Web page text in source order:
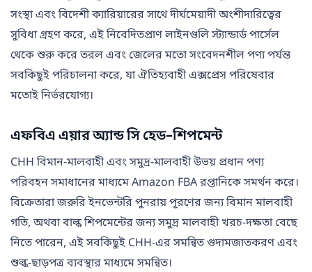
সংস্থা এবং বিদেশী ক্যারিয়ারের সাথে দীর্ঘমেয়াদী অংশীদারিত্বের
সুবিধা গ্রহণ করে, এই নিবেদিতপ্রাণ লাইনগুলি স্ট্যান্ডার্ড পার্সেল
থেকে শুরু করে তরল এবং জেলের মতো সংবেদনশীল পণ্য পর্যন্ত
সবকিছুই পরিচালনা করে, যা ঐতিহ্যবাহী এক্সপ্রেস পরিষেবার
মতোই নির্ভরযোগ্য।
এফবিএ এয়ার অ্যান্ড সি হেড-শিপমেন্ট
CHH বিমান-মালবাহী এবং সমুদ্র-মালবাহী উভয় প্রধান পণ্য
পরিবহন সমাধানের মাধ্যমে Amazon FBA রপ্তানিকে সমর্থন করে।
বিক্রেতারা জরুরি ইনভেন্টরি পুনরায় পূরণের জন্য বিমান মালবাহী
গতি, অথবা বাল্ক শিপমেন্টের জন্য সমুদ্র মালবাহী খরচ-দক্ষতা বেছে
নিতে পারেন, এই সবকিছুই CHH-এর সমন্বিত গুদামজাতকরণ এবং
শুল্ক-ছাড়পত্র ব্যবস্থার মাধ্যমে সমন্বিত।